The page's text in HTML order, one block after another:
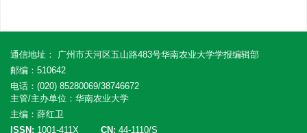
通信地址： 广州市天河区五山路483号华南农业大学学报编辑部
邮编：510642
电话：(020) 85280069/38746672
主管/主办单位：华南农业大学
主编：薛红卫
ISSN: 1001-411X CN: 44-1110/S